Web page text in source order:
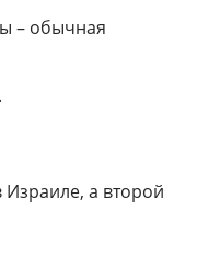
– обычная
а второй